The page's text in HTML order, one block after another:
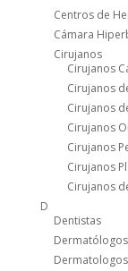
Centros de
Cámara
Cirujanos
Cirujanos
Cirujanos
Cirujanos
Cirujanos
Cirujanos
Cirujanos
Cirujanos
D
Dentistas
Dermatólogos